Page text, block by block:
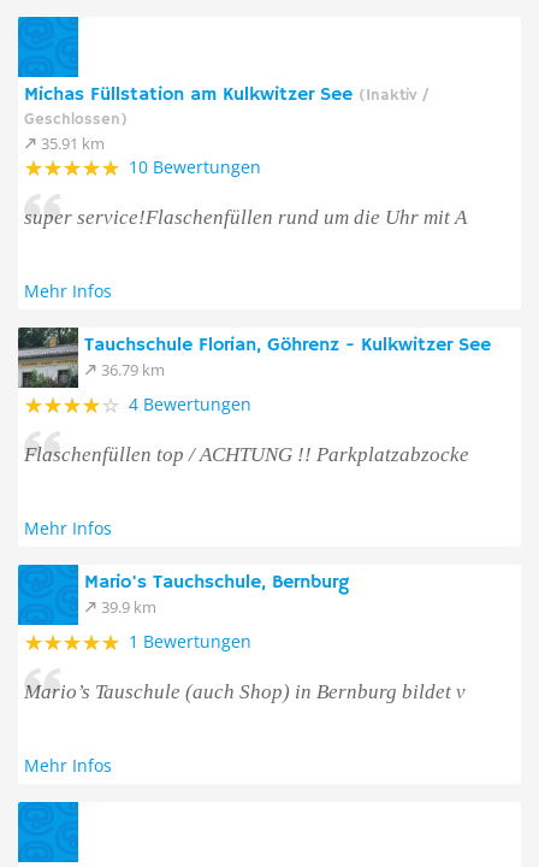
Michas Füllstation am Kulkwitzer See (Inaktiv /
Geschlossen)
35.91 km
10 Bewertungen
super service!Flaschenfüllen rund um die Uhr mit A
Mehr Infos
Tauchschule Florian, Göhrenz - Kulkwitzer See
36.79 km
4 Bewertungen
Flaschenfüllen top / ACHTUNG !! Parkplatzabzocke
Mehr Infos
Mario's Tauchschule, Bernburg
39.9 km
1 Bewertungen
Mario’s Tauschule (auch Shop) in Bernburg bildet v
Mehr Infos